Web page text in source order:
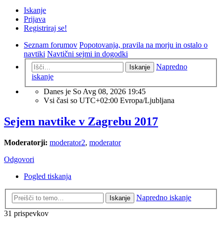
Iskanje
Prijava
Registriraj se!
Seznam forumov Popotovanja, pravila na morju in ostalo o
navtiki Navtični sejmi in dogodki
Iskanje
Napredno
iskanje
Danes je So Avg 08, 2026 19:45
Vsi časi so UTC+02:00 Evropa/Ljubljana
Sejem navtike v Zagrebu 2017
Moderatorji: moderator2, moderator
Odgovori
Pogled tiskanja
Iskanje
Napredno iskanje
31 prispevkov